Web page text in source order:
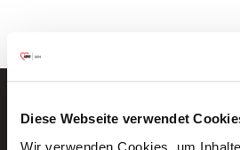
Diese Webseite verwendet
Wir verwenden Cookies, um